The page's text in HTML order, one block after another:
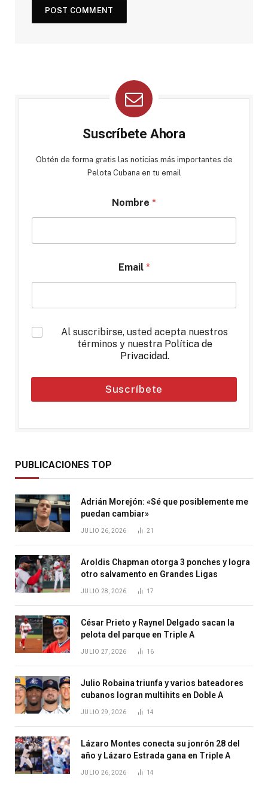
Suscríbete Ahora
Obtén de forma gratis las noticias más importantes de
Pelota Cubana en tu email
Nombre *
Email *
*
Al suscribirse, usted acepta nuestros
términos y nuestra Política de
Privacidad.
Suscríbete
PUBLICACIONES TOP
Adrián Morejón: «Sé que posiblemente me
puedan cambiar»
JULIO 26, 2026 21
Aroldis Chapman otorga 3 ponches y logra
otro salvamento en Grandes Ligas
JULIO 28, 2026 17
César Prieto y Raynel Delgado sacan la
pelota del parque en Triple A
JULIO 27, 2026 16
Julio Robaina triunfa y varios bateadores
cubanos logran multihits en Doble A
JULIO 29, 2026 14
Lázaro Montes conecta su jonrón 28 del
año y Lázaro Estrada gana en Triple A
JULIO 26, 2026 14